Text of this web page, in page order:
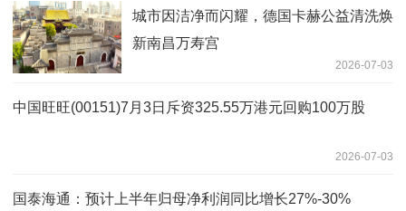
城市因洁净而闪耀，德国卡赫公益清洗焕
新南昌万寿宫
2026-07-03
中国旺旺(00151)7月3日斥资325.55万港元回购100万股
2026-07-03
国泰海通：预计上半年归母净利润同比增长27%-30%